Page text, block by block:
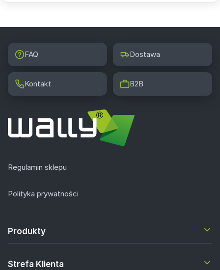
FAQ Dostawa
Kontakt B2B
Regulamin sklepu
Polityka prywatności
Produkty
Strefa Klienta